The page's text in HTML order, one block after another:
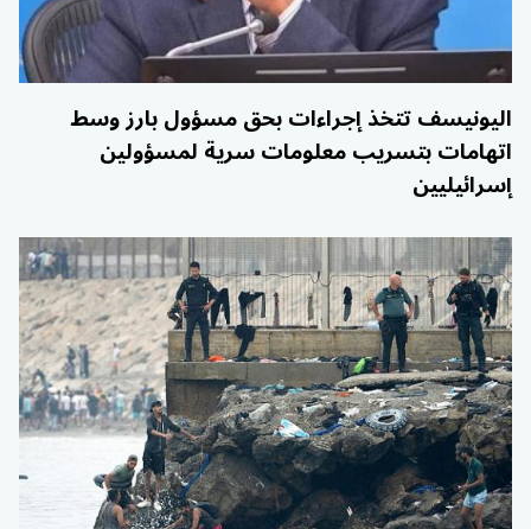
اليونيسف تتخذ إجراءات بحق مسؤول بارز وسط
اتهامات بتسريب معلومات سرية لمسؤولين
إسرائيليين